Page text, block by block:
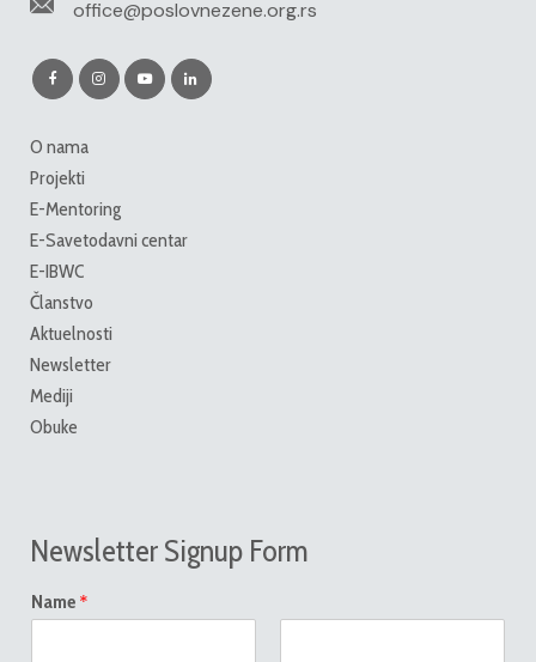
office@poslovnezene.org.rs
O nama
Projekti
E-Mentoring
E-Savetodavni centar
E-IBWC
Članstvo
Aktuelnosti
Newsletter
Mediji
Obuke
Newsletter Signup Form
Name *